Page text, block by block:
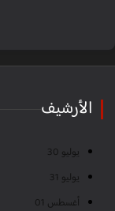
الأرشيف
يوليو 30
يوليو 31
أغسطس 01